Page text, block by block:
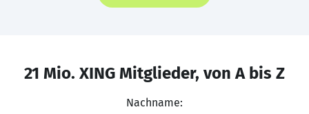
21 Mio. XING Mitglieder, von A bis Z
Nachname: